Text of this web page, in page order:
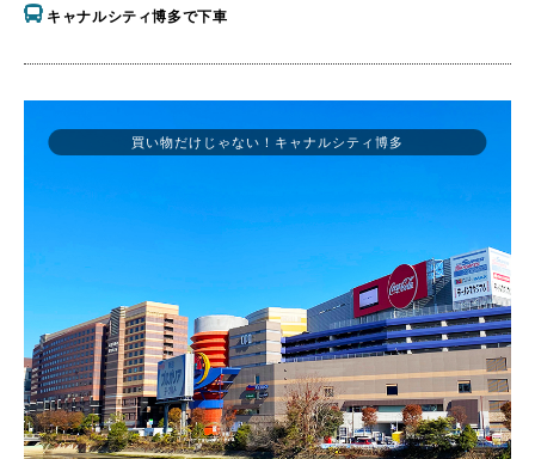
キャナルシティ博多で下車
買い物だけじゃない！キャナルシティ博多